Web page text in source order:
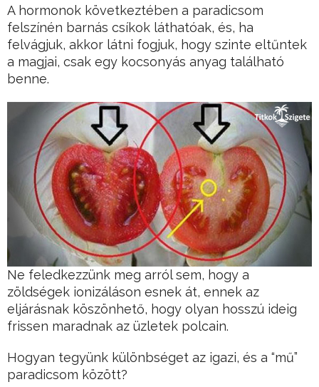
A hormonok következtében a paradicsom
felszínén barnás csíkok láthatóak, és, ha
felvágjuk, akkor látni fogjuk, hogy szinte eltűntek
a magjai, csak egy kocsonyás anyag található
benne.
Ne feledkezzünk meg arról sem, hogy a
zöldségek ionizáláson esnek át, ennek az
eljárásnak köszönhető, hogy olyan hosszú ideig
frissen maradnak az üzletek polcain.
Hogyan tegyünk különbséget az igazi, és a “mű”
paradicsom között?